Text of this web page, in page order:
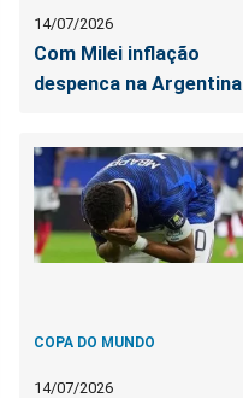
14/07/2026
Com Milei inflação
despenca na Argentina
COPA DO MUNDO
14/07/2026